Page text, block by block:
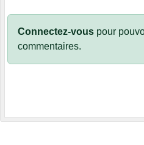
Connectez-vous pour
commentaires.